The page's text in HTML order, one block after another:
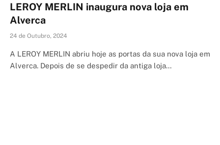
LEROY MERLIN inaugura nova loja em
Alverca
24 de Outubro, 2024
A LEROY MERLIN abriu hoje as portas da sua nova loja em
Alverca. Depois de se despedir da antiga loja…